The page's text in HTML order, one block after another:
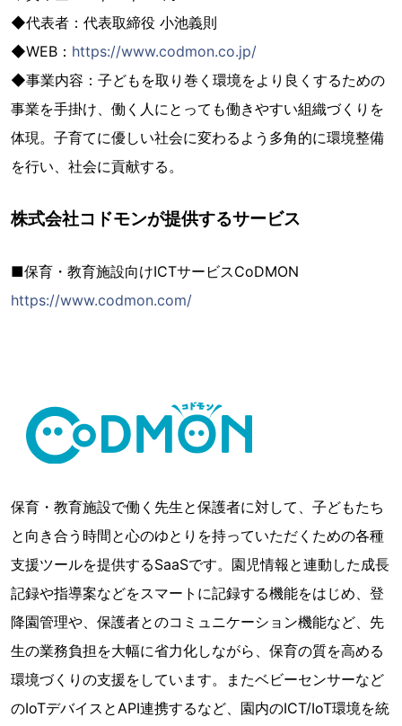
◆代表者：代表取締役 小池義則
◆WEB： https://www.codmon.co.jp/
◆事業内容：子どもを取り巻く環境をより良くするための
事業を手掛け、働く人にとっても働きやすい組織づくりを
体現。子育てに優しい社会に変わるよう多角的に環境整備
を行い、社会に貢献する。
株式会社コドモンが提供するサービス
■保育・教育施設向けICTサービスCoDMON
https://www.codmon.com/
保育・教育施設で働く先生と保護者に対して、子どもたち
と向き合う時間と心のゆとりを持っていただくための各種
支援ツールを提供するSaaSです。園児情報と連動した成長
記録や指導案などをスマートに記録する機能をはじめ、登
降園管理や、保護者とのコミュニケーション機能など、先
生の業務負担を大幅に省力化しながら、保育の質を高める
環境づくりの支援をしています。またベビーセンサーなど
のIoTデバイスとAPI連携するなど、園内のICT/IoT環境を統